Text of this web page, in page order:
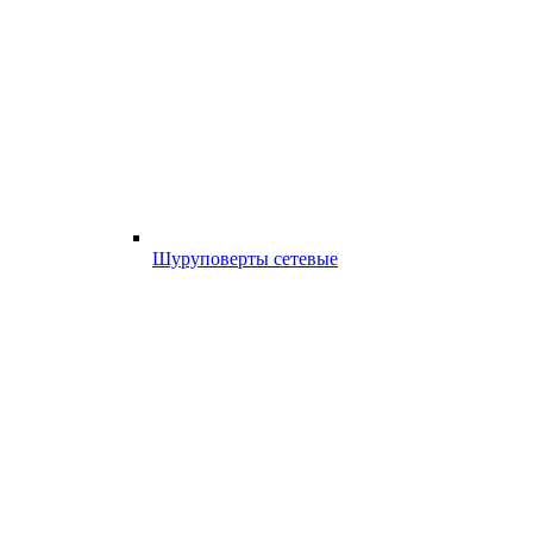
Шуруповерты сетевые